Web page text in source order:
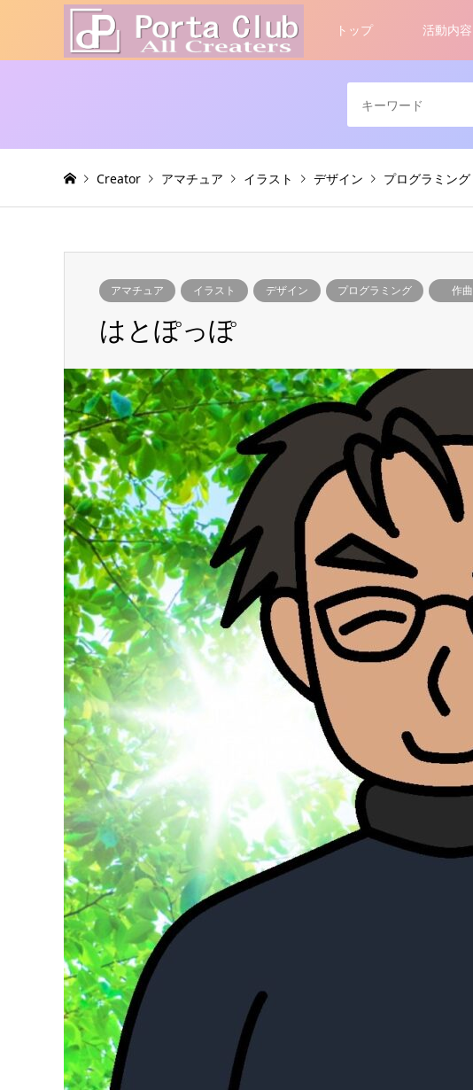
トップ 活動内容
Creator アマチュア イラスト デザイン プログラミング
アマチュア イラスト デザイン プログラミング 作曲
はとぽっぽ